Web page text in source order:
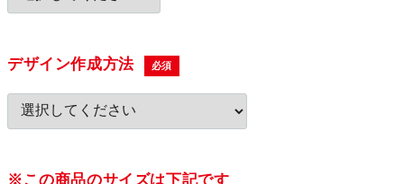
デザイン作成方法 必須
※この商品のサイズは下記です